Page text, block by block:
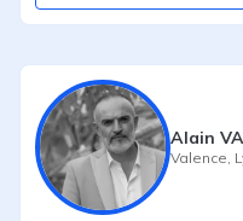
Alain
Valence